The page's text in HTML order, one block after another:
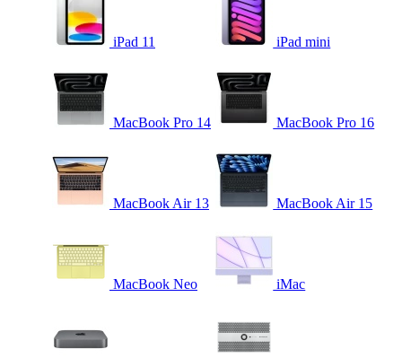
iPad 11 iPad mini
MacBook Pro 14 MacBook Pro 16
MacBook Air 13 MacBook Air 15
MacBook Neo iMac